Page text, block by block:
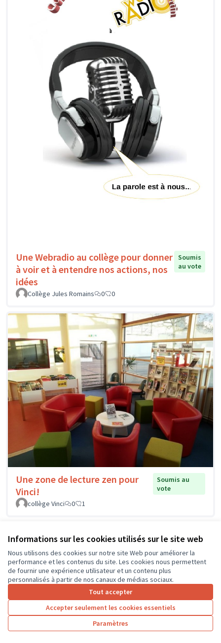
Informations sur les cookies utilisés sur le site web
Nous utilisons des cookies sur notre site Web pour améliorer la
performance et les contenus du site. Les cookies nous permettent
de fournir une expérience utilisateur et un contenu plus
personnalisés à partir de nos canaux de médias sociaux.
Tout accepter
Accepter seulement les cookies essentiels
Paramètres
Une Webradio au collège pour donner
à voir et à entendre nos actions, nos
idées
Soumis
au vote
Collège Jules Romains 0 0
Une zone de lecture zen pour
Vinci!
Soumis au
vote
collège Vinci
0 1